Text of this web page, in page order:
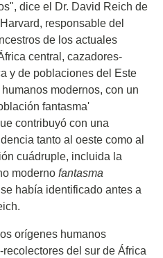
dice el Dr. David Reich de
responsable del
de los actuales
central, cazadores-
y de poblaciones del Este
modernos, con un
fantasma'
contribuyó con una
tanto al oeste como al
cuádruple, incluida la
moderno fantasma
había identificado antes a
orígenes humanos
del sur de África